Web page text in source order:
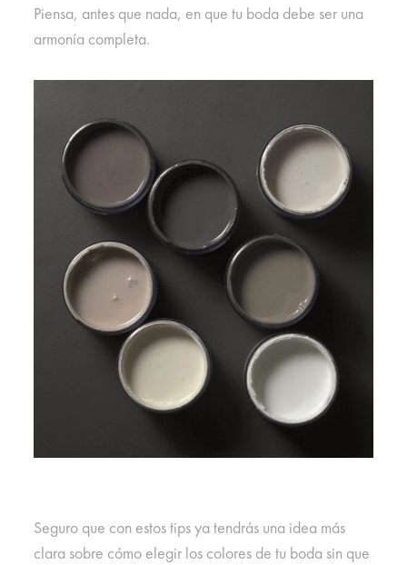
Piensa, antes que nada, en que tu boda debe ser una
armonía completa.
Seguro que con estos tips ya tendrás una idea más
clara sobre cómo elegir los colores de tu boda sin que